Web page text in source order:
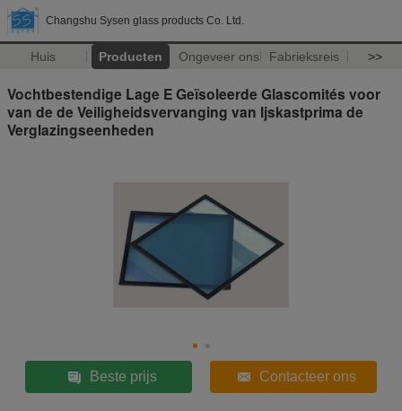
Changshu Sysen glass products Co. Ltd.
Huis Producten Ongeveer ons Fabrieksreis >>
Vochtbestendige Lage E Geïsoleerde Glascomités voor
van de de Veiligheidsvervanging van Ijskastprima de
Verglazingseenheden
Beste prijs Contacteer ons